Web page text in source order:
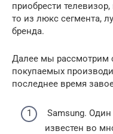
приобрести
то из люкс сегмента,
бренда.
Далее мы рассмотрим
покупаемых
последнее время
Samsung.
известен во